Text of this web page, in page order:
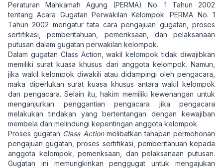
Peraturan Mahkamah Agung (PERMA) No. 1 Tahun 2002
tentang Acara Gugatan Perwakilan Kelompok. PERMA No. 1
Tahun 2002 mengatur tata cara pengajuan gugatan, proses
sertifikasi, pemberitahuan, pemeriksaan, dan pelaksanaan
putusan dalam gugatan perwakilan kelompok.
Dalam gugatan Class Action, wakil kelompok tidak diwajibkan
memiliki surat kuasa khusus dari anggota kelompok. Namun,
jika wakil kelompok diwakili atau didampingi oleh pengacara,
maka diperlukan surat kuasa khusus antara wakil kelompok
dan pengacara. Selain itu, hakim memiliki kewenangan untuk
menganjurkan penggantian pengacara jika pengacara
melakukan tindakan yang bertentangan dengan kewajiban
membela dan melindungi kepentingan anggota kelompok.
Proses gugatan Class Actionmelibatkan tahapan permohonan
pengajuan gugatan, proses sertifikasi, pemberitahuan kepada
anggota kelompok, pemeriksaan, dan pelaksanaan putusan.
Gugatan ini memungkinkan penggugat untuk mengajukan